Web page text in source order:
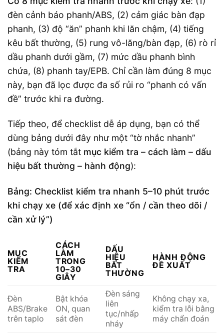
đèn cảnh báo phanh/ABS, (2) cảm giác bàn đạp
phanh, (3) độ “ăn” phanh khi lăn chậm, (4) tiếng
kêu bất thường, (5) rung vô-lăng/bàn đạp, (6) rò rỉ
dầu phanh dưới gầm, (7) mức dầu phanh bình
chứa, (8) phanh tay/EPB. Chỉ cần làm đúng 8 mục
này, bạn đã lọc được đa số rủi ro “phanh có vấn
đề” trước khi ra đường.
Tiếp theo, để checklist dễ áp dụng, bạn có thể
dùng bảng dưới đây như một “tờ nhắc nhanh”
(bảng này tóm tắt mục kiểm tra – cách làm – dấu
hiệu bất thường – hành động):
Bảng: Checklist kiểm tra nhanh 5–10 phút trước
khi chạy xe (để xác định xe “ổn / cần theo dõi /
cần xử lý”)
MỤC
KIỂM
TRA
CÁCH
LÀM
TRONG
10–30
GIÂY
DẤU
HIỆU
BẤT
THƯỜNG
HÀNH ĐỘNG
ĐỀ XUẤT
Đèn
ABS/Brake
trên taplo
Bật khóa
ON, quan
sát đèn
Đèn sáng
liên
tục/nhấp
nháy
Không chạy xa,
kiểm tra lỗi bằng
máy chẩn đoán